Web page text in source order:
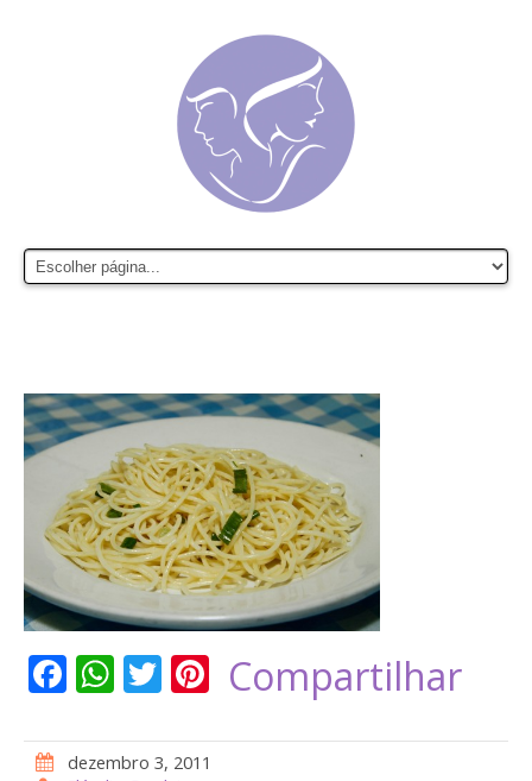
F
e
W
at
T
itt
Pi
er
Compartilhar
dezembro 3, 2011